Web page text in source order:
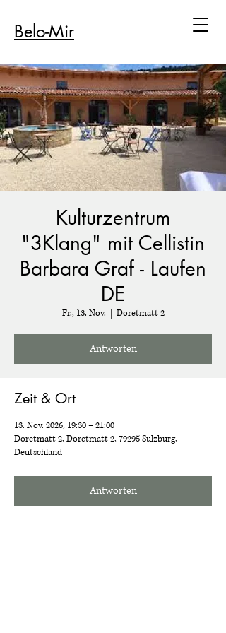
Belo-Mir
Kulturzentrum
"3Klang" mit Cellistin
Barbara Graf - Laufen
DE
Fr., 13. Nov. Doretmatt 2
Antworten
Zeit & Ort
13. Nov. 2026, 19:30 – 21:00
Doretmatt 2, Doretmatt 2, 79295 Sulzburg,
Deutschland
Antworten